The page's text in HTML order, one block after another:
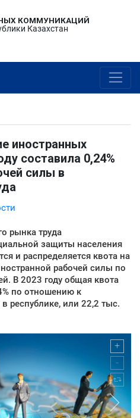
КОММУНИКАЦИЙ
Казахстан
иностранных
составила 0,24%
силы в
рынка труда
защиты населения
и распределяется квота на
рабочей силы по
В 2023 году общая квота
по отношению к
республике, или 22,2 тыс.